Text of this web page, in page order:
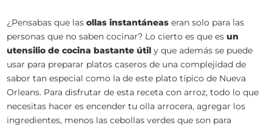
¿Pensabas que lasollas instantáneas eran solo para las
personas que no saben cocinar? Lo cierto es que es un
utensilio de cocina bastante útil y que además se puede
usar para preparar platos caseros de una complejidad de
sabor tan especial como la de este plato típico de Nueva
Orleans. Para disfrutar de esta receta con arroz, todo lo que
necesitas hacer es encender tu olla arrocera, agregar los
ingredientes, menos las cebollas verdes que son para